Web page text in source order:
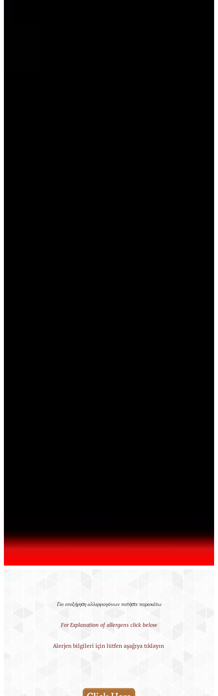
Για επεξήγηση αλλεργιογόνων πατήστε παρακάτω
For Explanation of allergens click below
Alerjen bilgileri için lütfen aşağıya tıklayın